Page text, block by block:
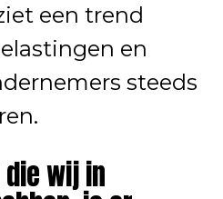
een trend
en
steeds
wij in